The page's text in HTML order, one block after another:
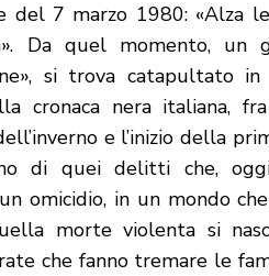
7 marzo 1980: «Alza
Da quel momento, un
si trova catapultato in
cronaca nera italiana,
e l’inizio della
di quei delitti che,
omicidio, in un mondo
morte violenta si
che fanno tremare le